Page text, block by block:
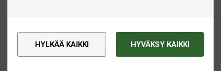
HYLKÄÄ KAIKKI HYVÄKSY KAIKKI
tarvittavan, jotta voit huolehtia varusteistasi ja nostaa
pelikokemuksesi uudelle tasolle!